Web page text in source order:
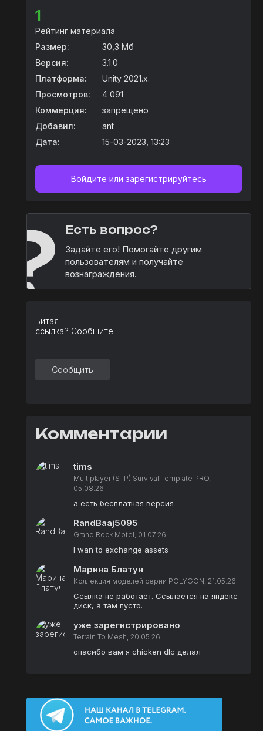
1
Рейтинг материала
Размер:
30,3 Мб
Версия:
3.1.0
Платформа:
Unity 2021.x.
Просмотров:
4 091
Коммерция:
запрещено
Добавил:
ant
Дата:
15-03-2023, 13:23
Войдите или зарегистрируйтесь
Есть вопрос?
Задайте его! Помогайте другим
пользователям и получайте
вознаграждения.
Битая
ссылка? Сообщите!
Сообщить
Комментарии
tims
Multiplayer (STP) Survival Template PRO,
05.08.26
а есть бесплатная версия
RandBaaj5095
Grand Rock Motel, 01.07.26
I wan to exchange assets
Марина Блатун
Коллекция моделей серии POLYGON, 21.05.26
Ссылка не работает. Ссылается на яндекс
диск, а там пусто.
уже зарегистрировано
Terrain To Mesh, 20.05.26
спасибо вам я chicken dlc делал